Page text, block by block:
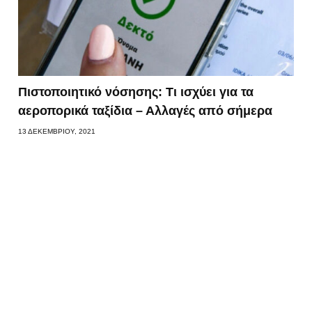
Πιστοποιητικό νόσησης: Τι ισχύει για τα
αεροπορικά ταξίδια – Αλλαγές από σήμερα
13 ΔΕΚΕΜΒΡΊΟΥ, 2021